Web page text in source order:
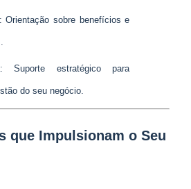
Orientação sobre benefícios e
Suporte estratégico para
do seu negócio.
que Impulsionam o Seu